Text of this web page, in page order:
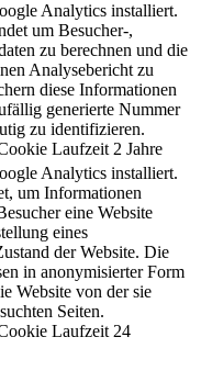
Analytics installiert.
um Besucher-,
zu berechnen und die
Analysebericht zu
diese Informationen
generierte Nummer
zu identifizieren.
Laufzeit 2 Jahre
Analytics installiert.
um Informationen
eine Website
eines
der Website. Die
in anonymisierter Form
Website von der sie
Seiten.
Laufzeit 24